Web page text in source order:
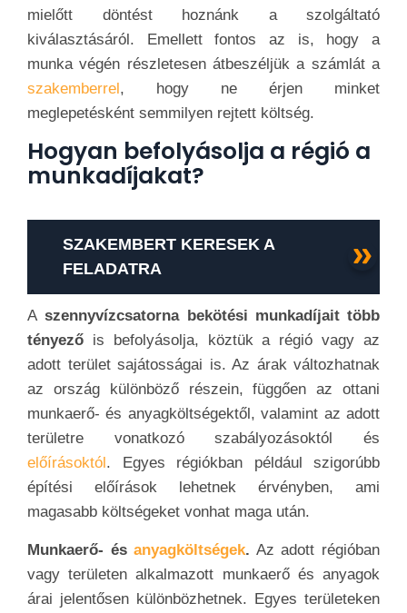
mielőtt döntést hoznánk a szolgáltató
kiválasztásáról. Emellett fontos az is, hogy a
munka végén részletesen átbeszéljük a számlát a
szakemberrel, hogy ne érjen minket
meglepetésként semmilyen rejtett költség.
Hogyan befolyásolja a régió a
munkadíjakat?
SZAKEMBERT KERESEK A
FELADATRA
A szennyvízcsatorna bekötési munkadíjait több
tényező is befolyásolja, köztük a régió vagy az
adott terület sajátosságai is. Az árak változhatnak
az ország különböző részein, függően az ottani
munkaerő- és anyagköltségektől, valamint az adott
területre vonatkozó szabályozásoktól és
előírásoktól. Egyes régiókban például szigorúbb
építési előírások lehetnek érvényben, ami
magasabb költségeket vonhat maga után.
Munkaerő- ésanyagköltségek. Az adott régióban
vagy területen alkalmazott munkaerő és anyagok
árai jelentősen különbözhetnek. Egyes területeken